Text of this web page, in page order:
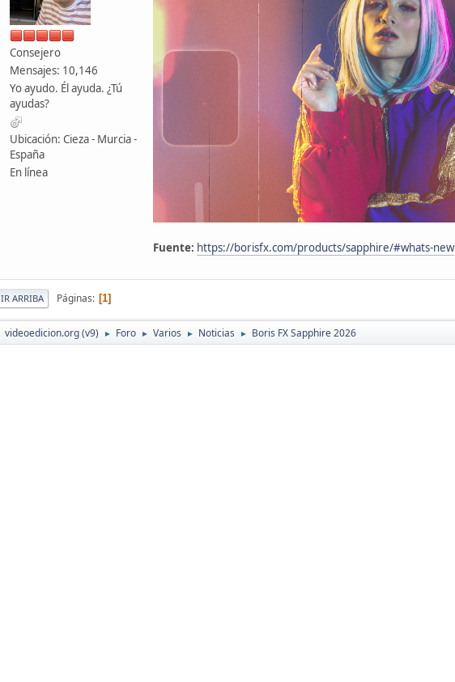
Consejero
Mensajes: 10,146
Yo ayudo. Él ayuda. ¿Tú
ayudas?
Ubicación: Cieza - Murcia -
España
En línea
Fuente: https://borisfx.com/products/sapphire/#whats-new
IR ARRIBA Páginas 1
videoedicion.org (v9) ► Foro ► Varios ► Noticias ► Boris FX Sapphire 2026